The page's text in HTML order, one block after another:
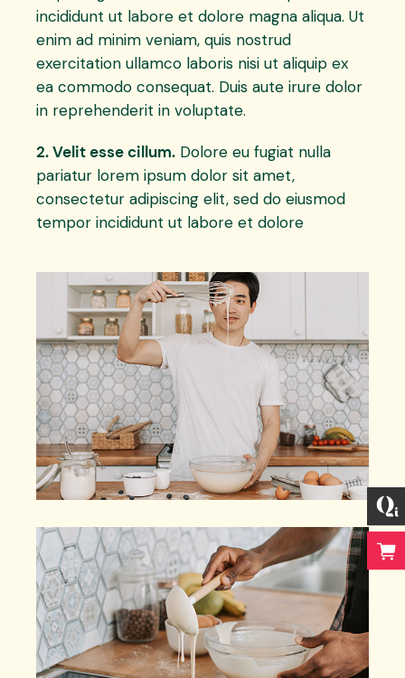
incididunt ut labore et dolore magna aliqua. Ut
enim ad minim veniam, quis nostrud
exercitation ullamco laboris nisi ut aliquip ex
ea commodo consequat. Duis aute irure dolor
in reprehenderit in voluptate.
2. Velit esse cillum. Dolore eu fugiat nulla
pariatur lorem ipsum dolor sit amet,
consectetur adipiscing elit, sed do eiusmod
tempor incididunt ut labore et dolore